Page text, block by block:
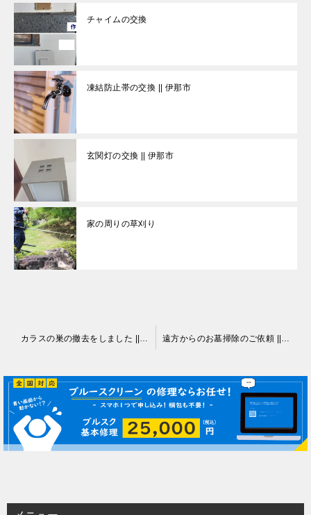
チャイムの交換
凍結防止帯の交換 || 伊那市
玄関灯の交換 || 伊那市
家の周りの草刈り
ナ
ビ
ゲ
ー
カラスの巣の撤去をしました || 伊那市 遠方からのお墓掃除のご依頼 || 伊那市